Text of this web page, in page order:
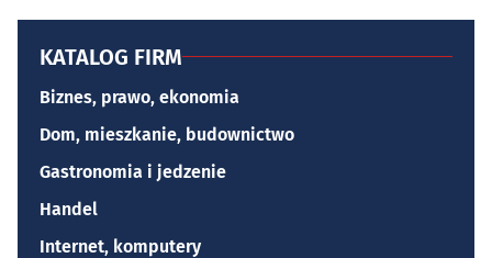
KATALOG FIRM
Biznes, prawo, ekonomia
Dom, mieszkanie, budownictwo
Gastronomia i jedzenie
Handel
Internet, komputery